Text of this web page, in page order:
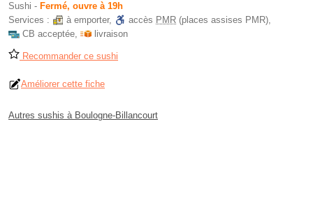
Sushi - Fermé, ouvre à 19h
Services :
à emporter, accès PMR (places assises PMR),
CB acceptée, livraison
Recommander ce sushi
Améliorer cette fiche
Autres sushis à Boulogne-Billancourt